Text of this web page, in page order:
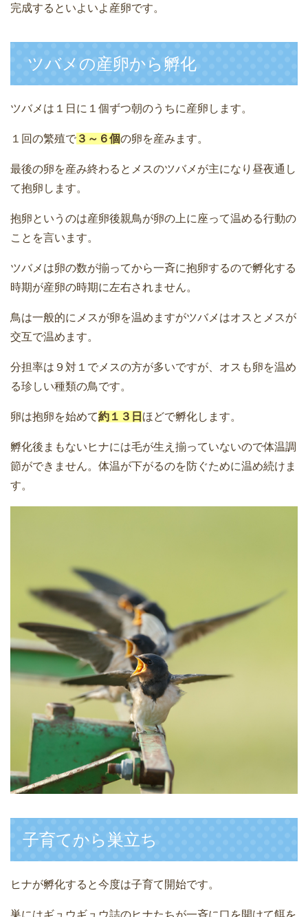
完成するといよいよ産卵です。
ツバメの産卵から孵化
ツバメは１日に１個ずつ朝のうちに産卵します。
１回の繁殖で ３～６個の卵を産みます。
最後の卵を産み終わるとメスのツバメが主になり昼夜通し
て抱卵します。
抱卵というのは産卵後親鳥が卵の上に座って温める行動の
ことを言います。
ツバメは卵の数が揃ってから一斉に抱卵するので孵化する
時期が産卵の時期に左右されません。
鳥は一般的にメスが卵を温めますがツバメはオスとメスが
交互で温めます。
分担率は９対１でメスの方が多いですが、オスも卵を温め
る珍しい種類の鳥です。
卵は抱卵を始めて約１３日 ほどで孵化します。
孵化後まもないヒナには毛が生え揃っていないので体温調
節ができません。体温が下がるのを防ぐために温め続けま
す。
子育てから巣立ち
ヒナが孵化すると今度は子育て開始です。